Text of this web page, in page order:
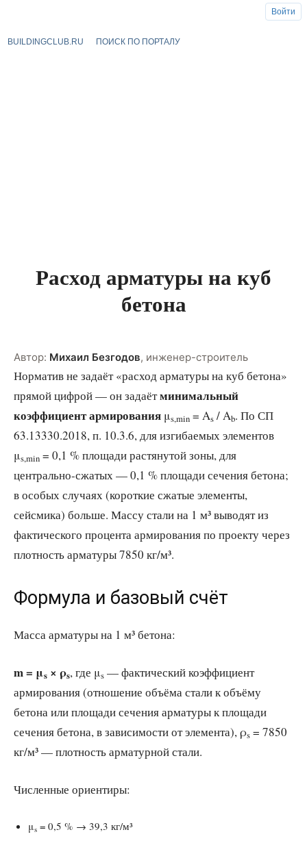
BUILDINGCLUB.RU ПОИСК ПО ПОРТАЛУ
Расход арматуры на куб
бетона
Автор: Михаил Безгодов, инженер-строитель
Норматив не задаёт «расход арматуры на куб бетона»
прямой цифрой — он задаётминимальный
коэффициент армирования μs,min = As / Ab. По СП
63.13330.2018, п. 10.3.6, для изгибаемых элементов
μs,min = 0,1 % площади растянутой зоны, для
центрально-сжатых — 0,1 % площади сечения бетона;
в особых случаях (короткие сжатые элементы,
сейсмика) больше. Массу стали на 1 м³ выводят из
фактического процента армирования по проекту через
плотность арматуры 7850 кг/м³.
Формула и базовый счёт
Масса арматуры на 1 м³ бетона:
m = μs × ρs, где μs — фактический коэффициент
армирования (отношение объёма стали к объёму
бетона или площади сечения арматуры к площади
сечения бетона, в зависимости от элемента), ρs = 7850
кг/м³ — плотность арматурной стали.
Численные ориентиры:
μs = 0,5 % → 39,3 кг/м³
Войти